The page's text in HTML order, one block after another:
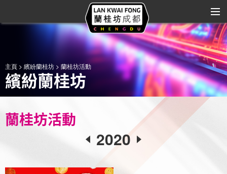
關於蘭桂坊
商家大全
商業規劃
品牌合作
藝術與娛樂
主頁 > 繽紛蘭桂坊 > 蘭桂坊活動
繽紛蘭桂坊
蘭桂坊活動
2020